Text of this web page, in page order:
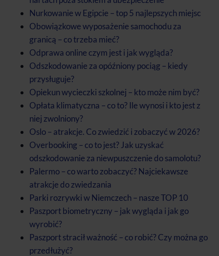
Nurkowanie w Egipcie – top 5 najlepszych miejsc
Obowiązkowe wyposażenie samochodu za
granicą – co trzeba mieć?
Odprawa online czym jest i jak wygląda?
Odszkodowanie za opóźniony pociąg – kiedy
przysługuje?
Opiekun wycieczki szkolnej – kto może nim być?
Opłata klimatyczna – co to? Ile wynosi i kto jest z
niej zwolniony?
Oslo – atrakcje. Co zwiedzić i zobaczyć w 2026?
Overbooking – co to jest? Jak uzyskać
odszkodowanie za niewpuszczenie do samolotu?
Palermo – co warto zobaczyć? Najciekawsze
atrakcje do zwiedzania
Parki rozrywki w Niemczech – nasze TOP 10
Paszport biometryczny – jak wygląda i jak go
wyrobić?
Paszport stracił ważność – co robić? Czy można go
przedłużyć?